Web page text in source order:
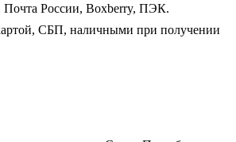
России, Boxberry, ПЭК.
СБП, наличными при получении